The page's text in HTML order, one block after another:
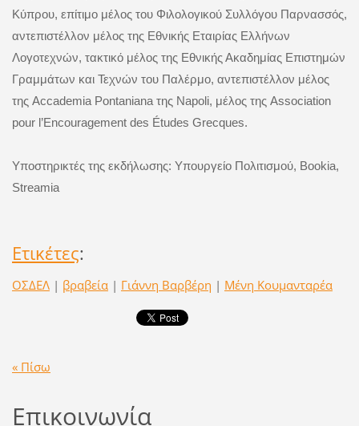
Κύπρου, επίτιμο μέλος του Φιλολογικού Συλλόγου Παρνασσός,
αντεπιστέλλον μέλος της Εθνικής Εταιρίας Ελλήνων
Λογοτεχνών, τακτικό μέλος της Εθνικής Ακαδημίας Επιστημών
Γραμμάτων και Τεχνών του Παλέρμο, αντεπιστέλλον μέλος
της Accademia Pontaniana της Napoli, μέλος της Association
pour l’Encouragement des Études Grecques.
Υποστηρικτές της εκδήλωσης: Υπουργείο Πολιτισμού, Bookia,
Streamia
Ετικέτες:
ΟΣΔΕΛ | βραβεία | Γιάννη Βαρβέρη | Μένη Κουμανταρέα
« Πίσω
Επικοινωνία